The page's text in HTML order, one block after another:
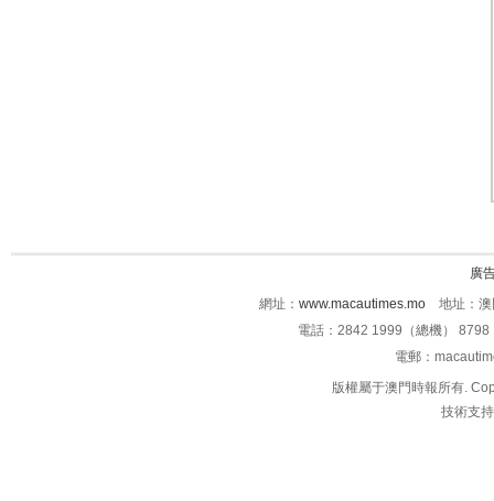
廣
網址： www.macautimes.mo 地址：澳
電話：2842 1999（總機）
電郵：
版權屬于澳門時報所有.
技術支